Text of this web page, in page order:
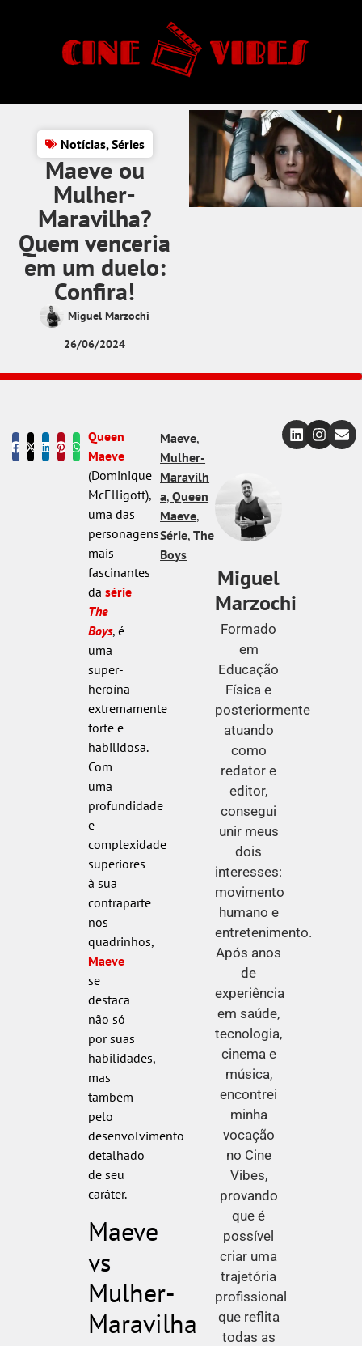
Notícias,Séries
Maeve ou
Mulher-
Maravilha?
Quem venceria
em um duelo:
Confira!
Miguel Marzochi
26/06/2024
Queen
Maeve
(Dominique
McElligott),
uma das
personagens
mais
fascinantes
da série
The
Boys, é
uma
super-
heroína
extremamente
forte e
habilidosa.
Com
uma
profundidade
e
complexidade
superiores
à sua
contraparte
nos
quadrinhos,
Maeve
se
destaca
não só
por suas
habilidades,
mas
também
pelo
desenvolvimento
detalhado
de seu
caráter.
Maeve
vs
Mulher-
Maravilha
Maeve,
Mulher-
Maravilh
a,Queen
Maeve,
Série,The
Boys
Miguel
Marzochi
Formado
em
Educação
Física e
posteriormente
atuando
como
redator e
editor,
consegui
unir meus
dois
interesses:
movimento
humano e
entretenimento.
Após anos
de
experiência
em saúde,
tecnologia,
cinema e
música,
encontrei
minha
vocação
no Cine
Vibes,
provando
que é
possível
criar uma
trajetória
profissional
que reflita
todas as